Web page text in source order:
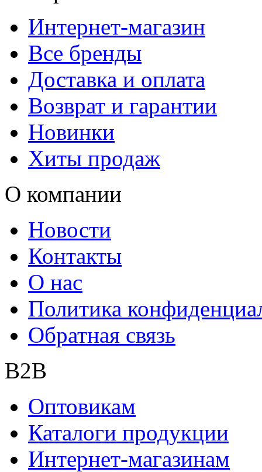
Интернет-магазин
Все бренды
Доставка и оплата
Возврат и гарантии
Новинки
Хиты продаж
О компании
Новости
Контакты
О нас
Политика
Обратная связь
B2B
Оптовикам
Каталоги продукции
Интернет-магазинам